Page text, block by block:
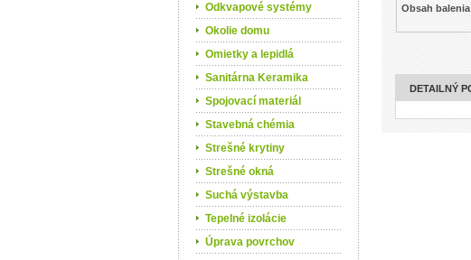
Obsah
DETAILNÝ
Odkvapové systémy
Okolie domu
Omietky a lepidlá
Sanitárna Keramika
Spojovací materiál
Stavebná chémia
Strešné krytiny
Strešné okná
Suchá výstavba
Tepelné izolácie
Úprava povrchov